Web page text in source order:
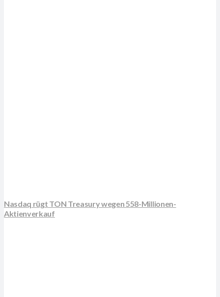
Nasdaq rügt TON Treasury wegen 558-Millionen-
Aktienverkauf